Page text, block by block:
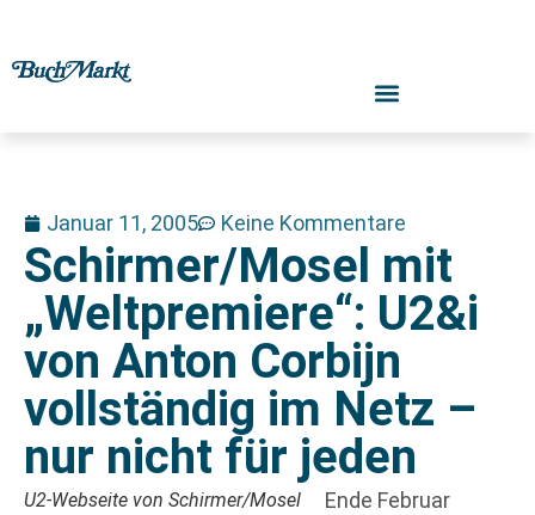
Januar 11, 2005 Keine Kommentare
Schirmer/Mosel mit
„Weltpremiere“: U2&i
von Anton Corbijn
vollständig im Netz –
nur nicht für jeden
U2-Webseite von Schirmer/Mosel
Ende Februar